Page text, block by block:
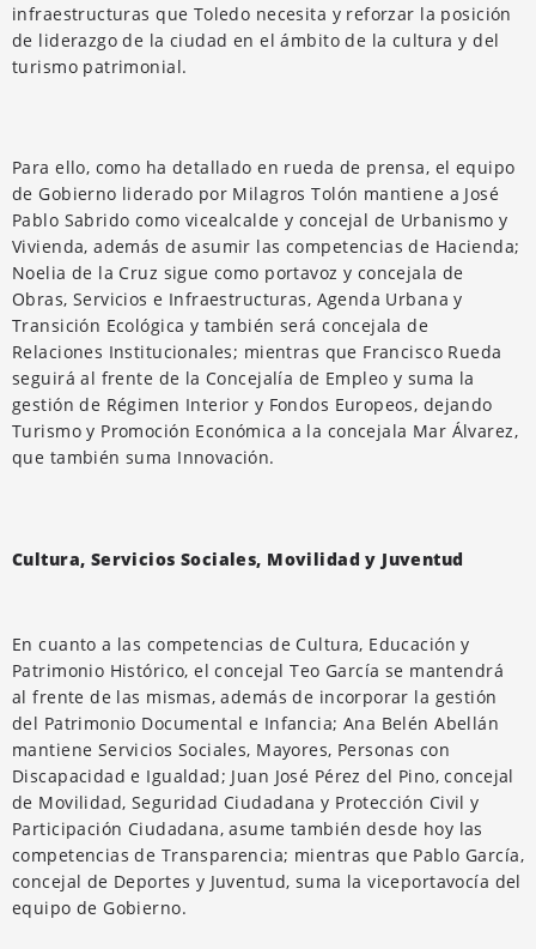
infraestructuras que Toledo necesita y reforzar la posición
de liderazgo de la ciudad en el ámbito de la cultura y del
turismo patrimonial.
Para ello, como ha detallado en rueda de prensa, el equipo
de Gobierno liderado por Milagros Tolón mantiene a José
Pablo Sabrido como vicealcalde y concejal de Urbanismo y
Vivienda, además de asumir las competencias de Hacienda;
Noelia de la Cruz sigue como portavoz y concejala de
Obras, Servicios e Infraestructuras, Agenda Urbana y
Transición Ecológica y también será concejala de
Relaciones Institucionales; mientras que Francisco Rueda
seguirá al frente de la Concejalía de Empleo y suma la
gestión de Régimen Interior y Fondos Europeos, dejando
Turismo y Promoción Económica a la concejala Mar Álvarez,
que también suma Innovación.
Cultura, Servicios Sociales, Movilidad y Juventud
En cuanto a las competencias de Cultura, Educación y
Patrimonio Histórico, el concejal Teo García se mantendrá
al frente de las mismas, además de incorporar la gestión
del Patrimonio Documental e Infancia; Ana Belén Abellán
mantiene Servicios Sociales, Mayores, Personas con
Discapacidad e Igualdad; Juan José Pérez del Pino, concejal
de Movilidad, Seguridad Ciudadana y Protección Civil y
Participación Ciudadana, asume también desde hoy las
competencias de Transparencia; mientras que Pablo García,
concejal de Deportes y Juventud, suma la viceportavocía del
equipo de Gobierno.